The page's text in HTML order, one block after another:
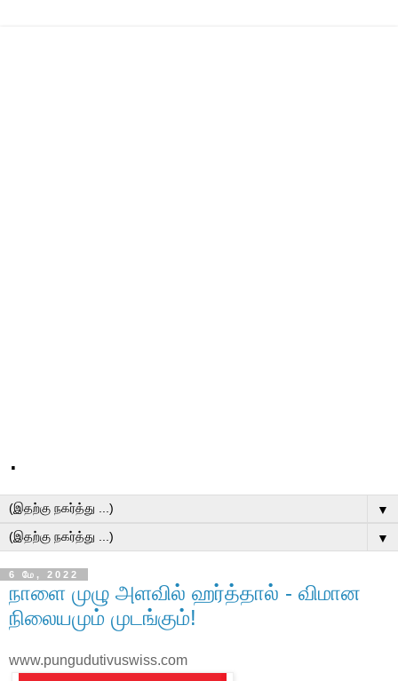
.
▼
▼
6 மே, 2022
நாளை முழு அளவில் ஹர்த்தால் - விமான
நிலையமும் முடங்கும்!
www.pungudutivuswiss.com